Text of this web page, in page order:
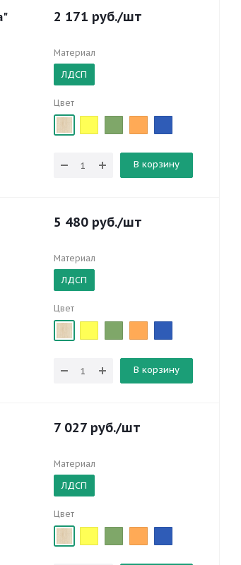
2 171 руб./шт
Материал
ЛДСП
Цвет
В корзину
5 480 руб./шт
Материал
ЛДСП
Цвет
В корзину
7 027 руб./шт
Материал
ЛДСП
Цвет